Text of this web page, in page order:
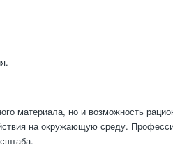
материала, но и возможность
на окружающую среду.